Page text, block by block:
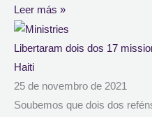
Leer más »
Libertaram dois dos 17
Haiti
25 de novembro de 2021
Soubemos que dois dos